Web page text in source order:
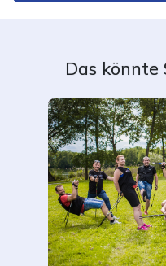
Das könnte